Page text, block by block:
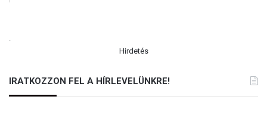
Hirdetés
IRATKOZZON FEL A HÍRLEVELÜNKRE!